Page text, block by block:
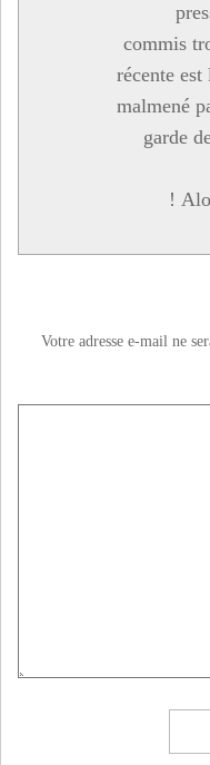
commis
récente
malmené
garde
Votre adresse e-mail ne